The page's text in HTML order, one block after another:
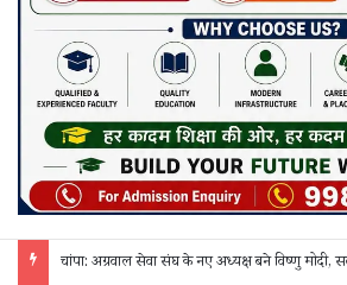
चांपा: अग्रवाल सेवा संघ के नए अध्यक्ष बने विष्णु